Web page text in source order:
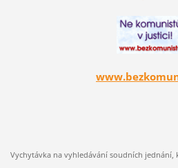
Vychytávka na vyhledávání soudních